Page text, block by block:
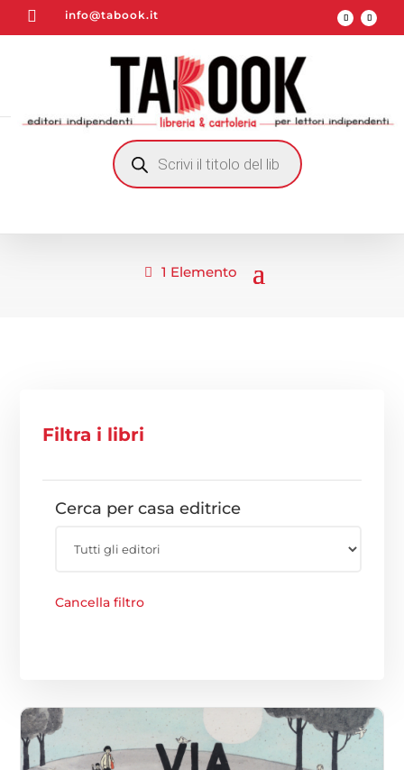
 info@tabook.it
RICERCA
PRODOTTI
1 Elemento
Filtra i libri
Cerca per casa editrice
Cancella filtro